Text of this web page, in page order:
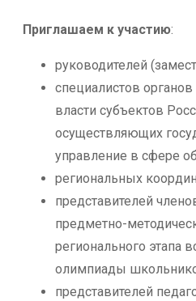
Приглашаем к участию:
руководителей
специалистов
власти субъектов
осуществляющих
управление в сфере
региональных
представителей
предметно-
регионального этапа
олимпиады
представителей